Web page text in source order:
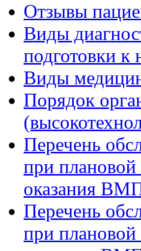
Отзывы
Виды
подготовки к
Виды
Порядок
Перечень
при плановой
оказания
Перечень
при плановой